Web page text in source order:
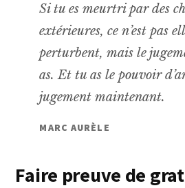
Si tu es meurtri par des
extérieures, ce n’est pas
perturbent, mais le
as. Et tu as le pouvoir
jugement maintenant.
MARC AURÈLE
Faire preuve de